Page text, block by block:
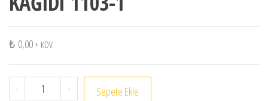
₺ 0,00 + KDV
- PEARL YAPRAK DESENLİ DUVAR KAĞIDI 1103-1 adet
+ Sepete Ekle